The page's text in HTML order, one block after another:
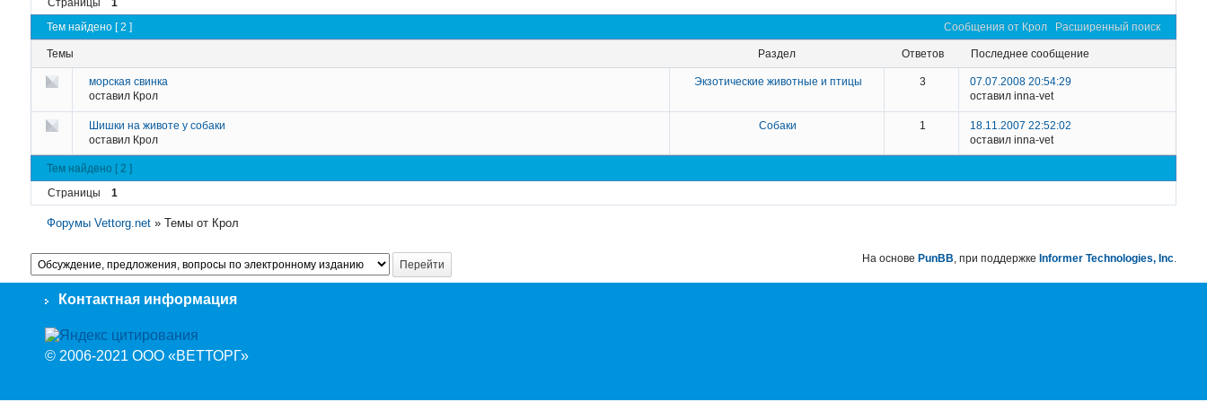
Сообщения от Крол
Расширенный поиск
Тем найдено [ 2 ]
Темы Раздел ответов последнее сообщение
морская свинка
оставил Крол
Экзотические животные и птицы 3
07.07.2008 20:54:29
оставил inna-vet
Шишки на животе у собаки
оставил Крол
Собаки 1
18.11.2007 22:52:02
оставил inna-vet
Тем найдено [ 2 ]
Страницы
1
Форумы Vettorg.net »Темы от Крол
На основе PunBB, при поддержке Informer Technologies, Inc.
Контактная информация
© 2006-2021 ООО «ВЕТТОРГ»